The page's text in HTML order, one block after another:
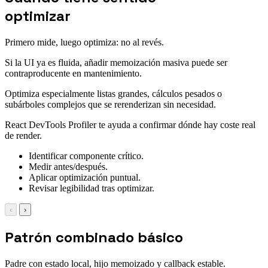
optimizar
Primero mide, luego optimiza: no al revés.
Si la UI ya es fluida, añadir memoización masiva puede ser
contraproducente en mantenimiento.
Optimiza especialmente listas grandes, cálculos pesados o
subárboles complejos que se rerenderizan sin necesidad.
React DevTools Profiler te ayuda a confirmar dónde hay coste real
de render.
Identificar componente crítico.
Medir antes/después.
Aplicar optimización puntual.
Revisar legibilidad tras optimizar.
‹ ›
Patrón combinado básico
Padre con estado local, hijo memoizado y callback estable.